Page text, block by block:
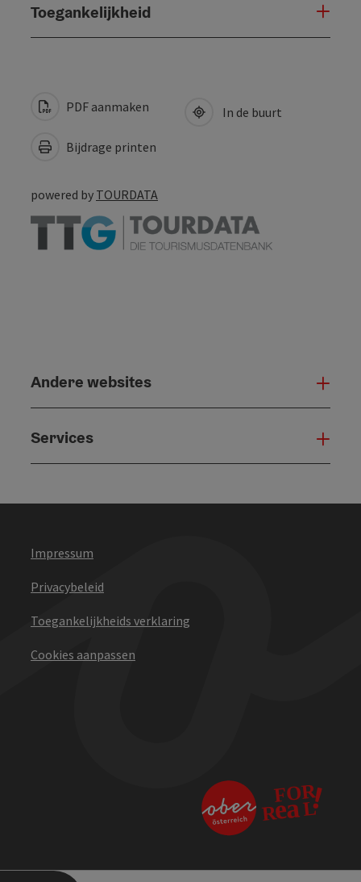
Toegankelijkheid
PDF aanmaken
Bijdrage printen
In de buurt
powered by TOURDATA
Andere websites
Services
Impressum
Privacybeleid
Toegankelijkheids verklaring
Cookies aanpassen